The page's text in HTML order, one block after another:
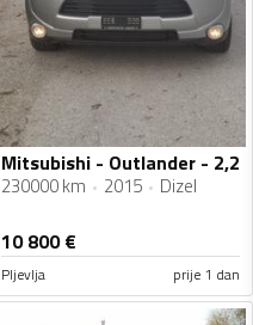
Mitsubishi - Outlander - 2,2
230000 km 2015 Dizel
10 800€
Pljevlja prije 1 dan